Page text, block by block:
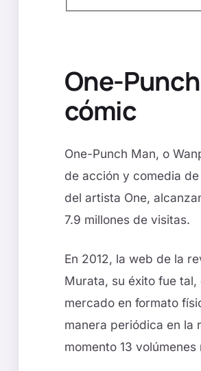
One-
cómic
One-Punch Man, o
de acción y comedia
del artista One,
7.9 millones de visitas.
En 2012, la web de la
Murata, su éxito fue
mercado en formato
manera periódica en la
momento 13